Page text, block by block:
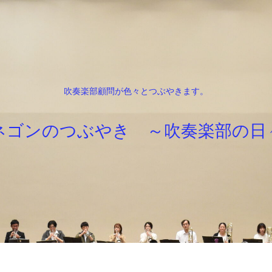
吹奏楽部顧問が色々とつぶやきます。
ゴンのつぶやき ～吹奏楽部の日